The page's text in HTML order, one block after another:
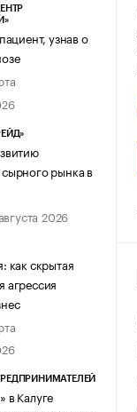
узнав о
рынка в
2026
как скрытая
агрессия
в Калуге